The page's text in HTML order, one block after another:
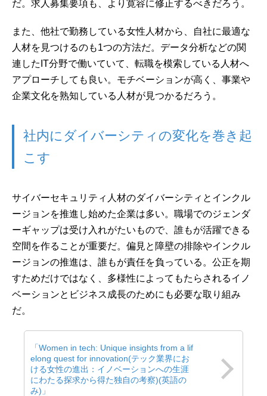
だ。求人募集要項も、より寛容に修正するべきだろう。
また、他社で勤務している女性人材から、自社に最適な
人材を見つけるのも1つの方法だ。データ分析などの関
連したIT分野で働いていて、転職を模索している人材へ
アプローチしても良い。モチベーションが高く、事業や
企業文化を熟知している人材が見つかるだろう。
社内にダイバーシティの変化を巻き起
こす
サイバーセキュリティ人材のダイバーシティとインクル
ージョンを推進し始めた企業は多い。職場でのジェンダ
ーギャップは受け入れがたいもので、誰もが活躍できる
空間を作ることが重要だ。偏見と障壁の排除やインクル
ージョンの推進は、誰もが責任を負っている。公正を期
すためだけではなく、多様性によってもたらされるイノ
ベーションとビジネス成長のためにも必要な取り組み
だ。
「Women in tech: Unique insights from a lif
elong quest for innovation(テック業界にお
ける女性の進出：イノベーションへの生涯
にわたる探求から得た独自の考察)(英語の
み)」